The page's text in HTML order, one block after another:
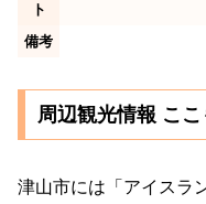
ト
備考
周辺観光情報 ここ
津山市には「アイスラ